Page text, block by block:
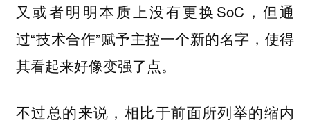
又或者明明本质上没有更换SoC，但通
过“技术合作”赋予主控一个新的名字，使得
其看起来好像变强了点。
不过总的来说，相比于前面所列举的缩内